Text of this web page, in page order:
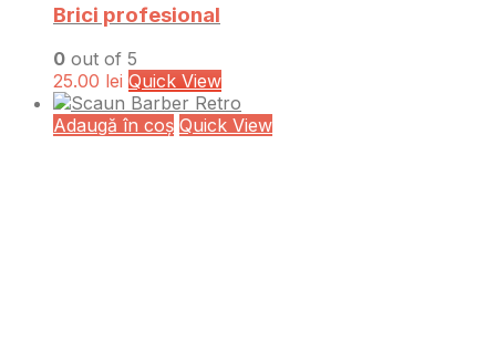
Brici profesional
0 out of 5
25.00 lei Quick View
Adaugă în coș Quick View